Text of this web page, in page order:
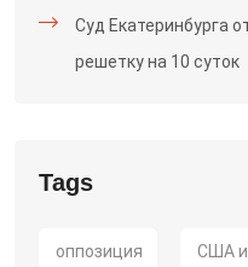
Суд Екатеринбурга
решетку на 10 суток
Tags
оппозиция США и